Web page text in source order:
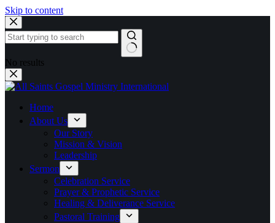
Skip to content
No results
Home
About Us
Our Story
Mission & Vision
Leadership
Sermon
Celebration Service
Prayer & Prophetic Service
Healing & Deliverance Service
Pastoral Training